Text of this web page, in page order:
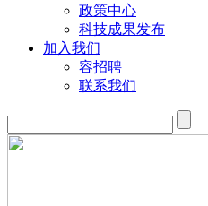
政策中心
科技成果发布
加入我们
容招聘
联系我们